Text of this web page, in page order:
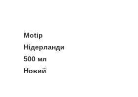
Motip
Нідерланди
500 мл
Новий